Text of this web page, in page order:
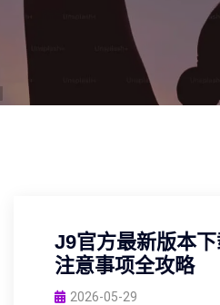
J9官方最新版本
注意事项全攻略
2026-05-29